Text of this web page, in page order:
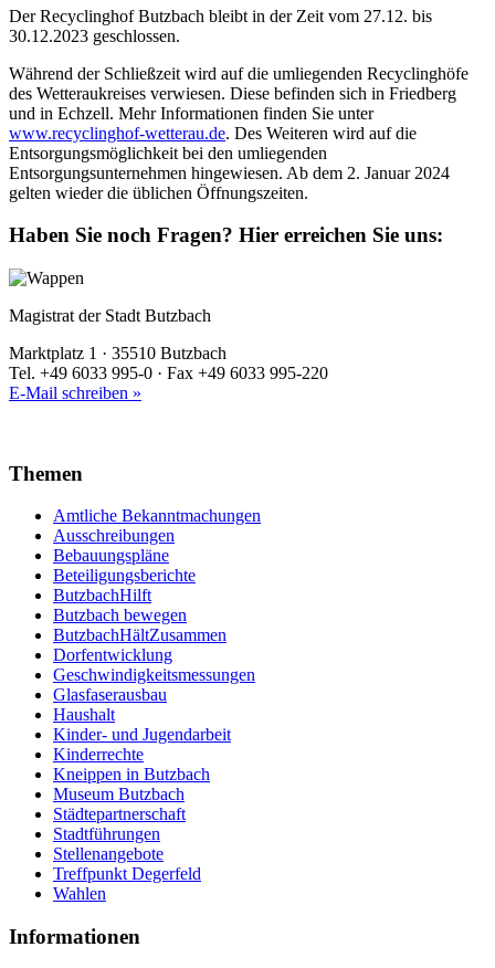
Der Recyclinghof Butzbach bleibt in der Zeit vom 27.12. bis
30.12.2023 geschlossen.
Während der Schließzeit wird auf die umliegenden Recyclinghöfe
des Wetteraukreises verwiesen. Diese befinden sich in Friedberg
und in Echzell. Mehr Informationen finden Sie unter
www.recyclinghof-wetterau.de. Des Weiteren wird auf die
Entsorgungsmöglichkeit bei den umliegenden
Entsorgungsunternehmen hingewiesen. Ab dem 2. Januar 2024
gelten wieder die üblichen Öffnungszeiten.
Haben Sie noch Fragen? Hier erreichen Sie uns:
Magistrat der Stadt Butzbach
Marktplatz 1 · 35510 Butzbach
Tel. +49 6033 995-0 · Fax +49 6033 995-220
E-Mail schreiben »
Themen
Amtliche Bekanntmachungen
Ausschreibungen
Bebauungspläne
Beteiligungsberichte
ButzbachHilft
Butzbach bewegen
ButzbachHältZusammen
Dorfentwicklung
Geschwindigkeitsmessungen
Glasfaserausbau
Haushalt
Kinder- und Jugendarbeit
Kinderrechte
Kneippen in Butzbach
Museum Butzbach
Städtepartnerschaft
Stadtführungen
Stellenangebote
Treffpunkt Degerfeld
Wahlen
Informationen